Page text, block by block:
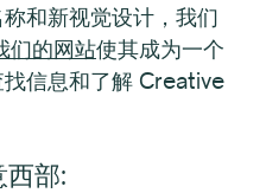
和新视觉设计，我们
们的网站使其成为一个
信息和了解 Creative
西部: